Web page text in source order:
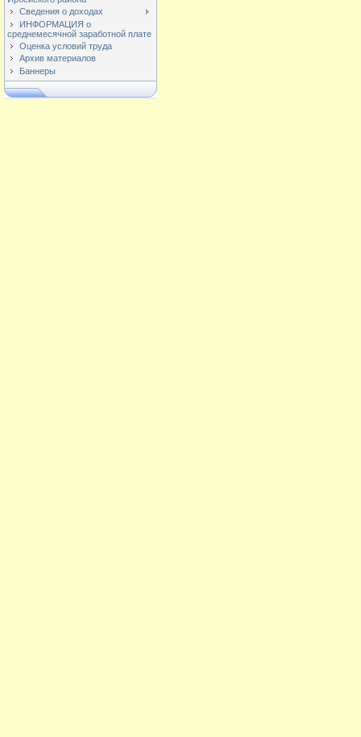
Сведения о доходах
ИНФОРМАЦИЯ о
среднемесячной заработной плате
Оценка условий труда
Архив материалов
Баннеры